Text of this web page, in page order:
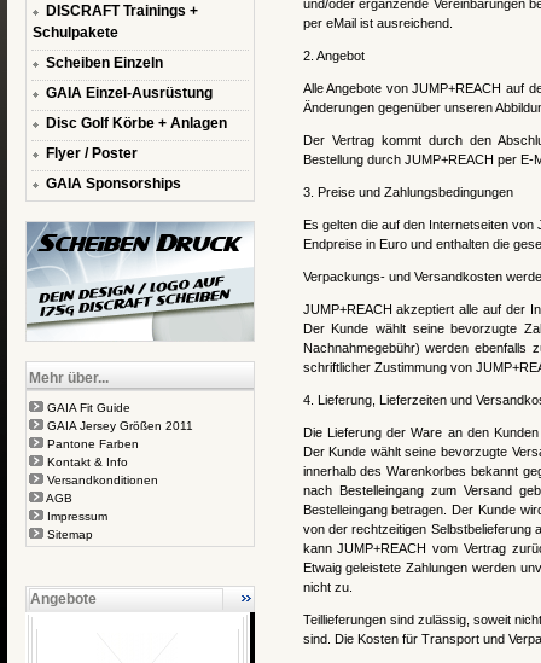
DISCRAFT Trainings +
Schulpakete
Scheiben Einzeln
GAIA Einzel-Ausrüstung
Disc Golf Körbe + Anlagen
Flyer / Poster
GAIA Sponsorships
Mehr über...
GAIA Fit Guide
GAIA Jersey Größen 2011
Pantone Farben
Kontakt & Info
Versandkonditionen
AGB
Impressum
Sitemap
Angebote
und/oder ergänzende Vereinbarungen
per eMail ist ausreichend.
2. Angebot
Alle Angebote von JUMP+REACH auf
Änderungen gegenüber unseren
Der Vertrag kommt durch den
Bestellung durch JUMP+REACH per E-
3. Preise und Zahlungsbedingungen
Es gelten die auf den Internetseiten von
Endpreise in Euro und enthalten die
Verpackungs- und Versandkosten
JUMP+REACH akzeptiert alle auf der
Der Kunde wählt seine bevorzugte
Nachnahmegebühr) werden ebenfalls
schriftlicher Zustimmung von
4. Lieferung, Lieferzeiten und
Die Lieferung der Ware an den
Der Kunde wählt seine bevorzugte
innerhalb des Warenkorbes bekannt
nach Bestelleingang zum Versand
Bestelleingang betragen. Der Kunde
von der rechtzeitigen Selbstbelieferung
kann JUMP+REACH vom Vertrag
Etwaig geleistete Zahlungen werden
nicht zu.
Teillieferungen sind zulässig, soweit
sind. Die Kosten für Transport und